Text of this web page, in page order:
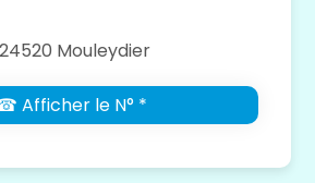
Mouleydier
Afficher le N° *